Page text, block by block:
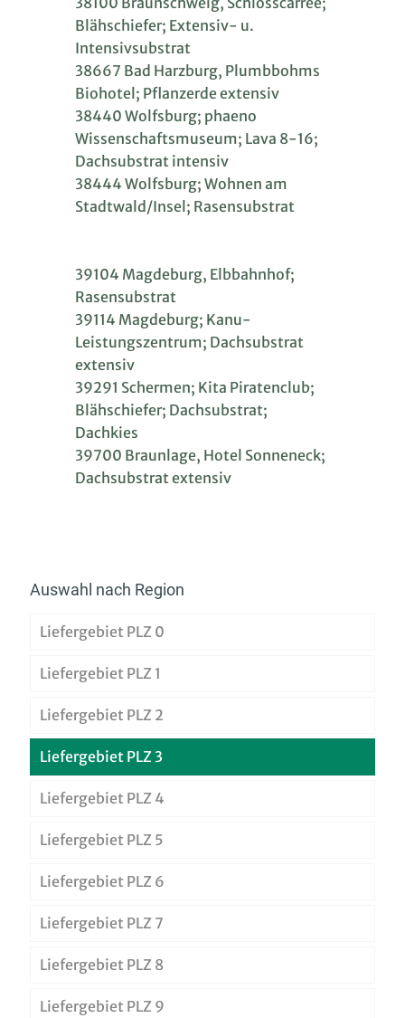
Blähschiefer; Extensiv- u.
Intensivsubstrat
38667 Bad Harzburg, Plumbbohms
Biohotel; Pflanzerde extensiv
38440 Wolfsburg; phaeno
Wissenschaftsmuseum; Lava 8-16;
Dachsubstrat intensiv
38444 Wolfsburg; Wohnen am
Stadtwald/Insel; Rasensubstrat
39104 Magdeburg, Elbbahnhof;
Rasensubstrat
39114 Magdeburg; Kanu-
Leistungszentrum; Dachsubstrat
extensiv
39291 Schermen; Kita Piratenclub;
Blähschiefer; Dachsubstrat;
Dachkies
39700 Braunlage, Hotel Sonneneck;
Dachsubstrat extensiv
Auswahl nach Region
Liefergebiet PLZ 0
Liefergebiet PLZ 1
Liefergebiet PLZ 2
Liefergebiet PLZ 3
Liefergebiet PLZ 4
Liefergebiet PLZ 5
Liefergebiet PLZ 6
Liefergebiet PLZ 7
Liefergebiet PLZ 8
Liefergebiet PLZ 9